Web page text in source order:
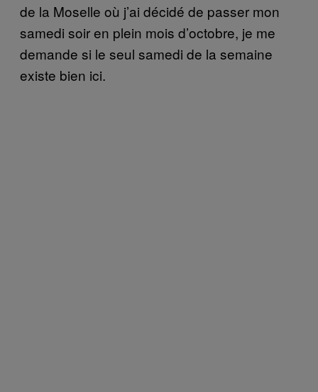
de la Moselle où j’ai décidé de passer mon
samedi soir en plein mois d’octobre, je me
demande si le seul samedi de la semaine
existe bien ici.